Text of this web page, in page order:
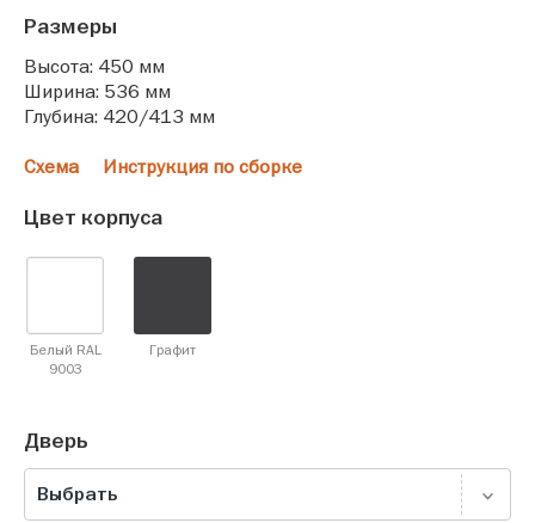
Размеры
Высота: 450 мм
Ширина: 536 мм
Глубина: 420/413 мм
Схема Инструкция по сборке
Цвет корпуса
Белый RAL
9003
Графит
Дверь
Выбрать